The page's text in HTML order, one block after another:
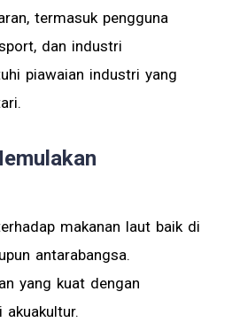
termasuk pengguna
dan industri
piawaian industri yang
makanan laut baik di
antarabangsa.
yang kuat dengan
akuakultur.